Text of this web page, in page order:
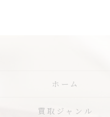
ホーム
買取ジャンル